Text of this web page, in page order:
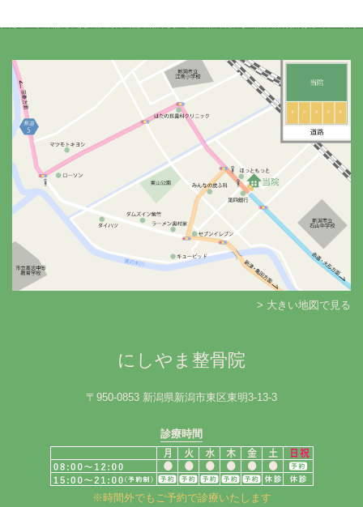
にしやま整骨院
〒950-0853 新潟県新潟市東区東明3-13-3
診療時間
※時間外でもご予約で診療いたします
> 大きい地図で見る